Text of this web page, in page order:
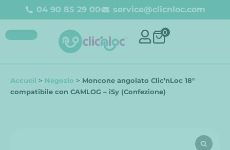
04 90 85 29 00 service@clicnloc.com
0
Accueil > Negozio > Moncone angolato Clic’nLoc 18°
compatibile con CAMLOG – iSy (Confezione)